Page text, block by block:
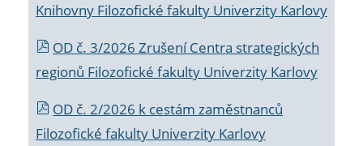
Knihovny Filozofické fakulty Univerzity Karlovy
OD č. 3/2026 Zrušení Centra strategických
regionů Filozofické fakulty Univerzity Karlovy
OD č. 2/2026 k cestám zaměstnanců
Filozofické fakulty Univerzity Karlovy